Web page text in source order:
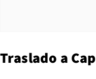
Traslado a